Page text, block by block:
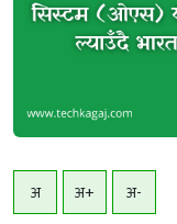
अ अ+ अ-